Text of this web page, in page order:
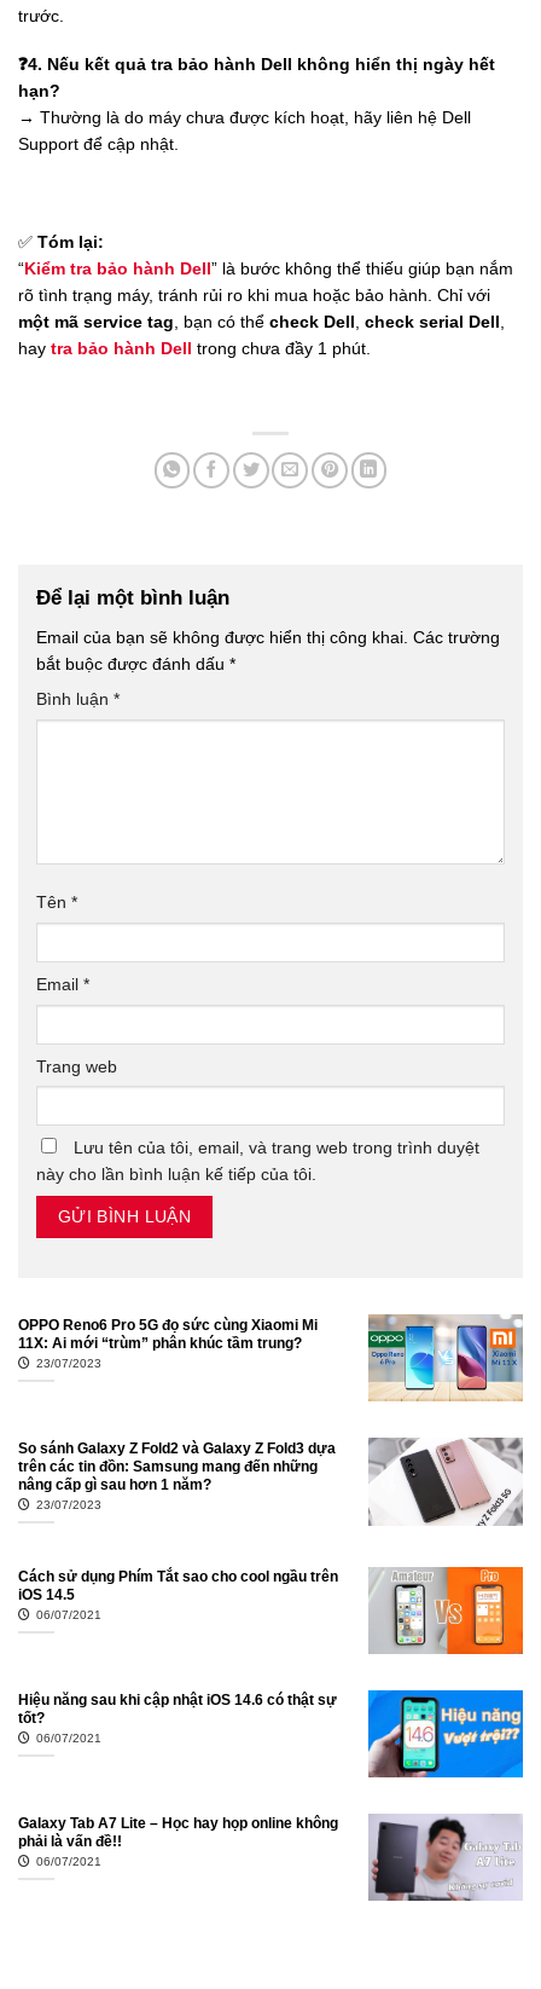
trước.
❓4. Nếu kết quả tra bảo hành Dell không hiển thị ngày hết
hạn?
→ Thường là do máy chưa được kích hoạt, hãy liên hệ Dell
Support để cập nhật.
✅ Tóm lại:
“Kiểm tra bảo hành Dell” là bước không thể thiếu giúp bạn nắm
rõ tình trạng máy, tránh rủi ro khi mua hoặc bảo hành. Chỉ với
một mã service tag , bạn có thể check Dell check serial Dell
hay tra bảo hành Dell trong chưa đầy 1 phút.
Để lại một bình luận
Email của bạn sẽ không được hiển thị công khai. Các trường
bắt buộc được đánh dấu *
Bình luận *
Tên *
Email *
Trang web
Lưu tên của tôi, email, và trang web trong trình duyệt
này cho lần bình luận kế tiếp của tôi.
OPPO Reno6 Pro 5G đọ sức cùng Xiaomi Mi
11X: Ai mới “trùm” phân khúc tầm trung?
23/07/2023
So sánh Galaxy Z Fold2 và Galaxy Z Fold3 dựa
trên các tin đồn: Samsung mang đến những
nâng cấp gì sau hơn 1 năm?
23/07/2023
Cách sử dụng Phím Tắt sao cho cool ngầu trên
iOS 14.5
06/07/2021
Hiệu năng sau khi cập nhật iOS 14.6 có thật sự
tốt?
06/07/2021
Galaxy Tab A7 Lite – Học hay họp online không
phải là vấn đề!!
06/07/2021